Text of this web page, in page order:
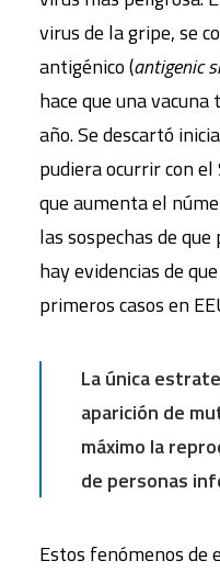
virus de la gripe, se
antigénico (antigenic
hace que una
año. Se descartó
pudiera ocurrir con el
que aumenta el
las sospechas de
hay evidencias de
primeros casos en
La única
aparición de
máximo la
de personas
Estos fenómenos de